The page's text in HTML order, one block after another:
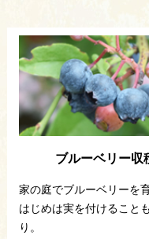
ブルーベリー収
家の庭でブルーベリーを
はじめは実を付けること
り。